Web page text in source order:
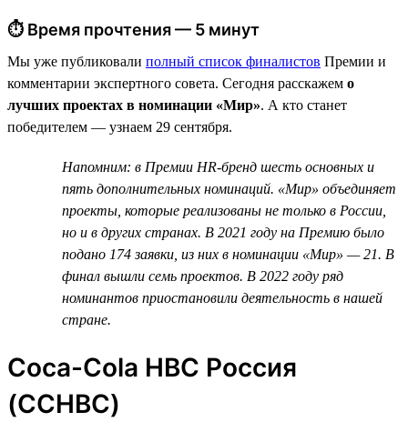
⏱ Время прочтения — 5 минут
Мы уже публиковали полный список финалистов Премии и
комментарии экспертного совета. Сегодня расскажем о
лучших проектах в номинации «Мир». А кто станет
победителем — узнаем 29 сентября.
Напомним: в Премии HR-бренд шесть основных и
пять дополнительных номинаций. «Мир» объединяет
проекты, которые реализованы не только в России,
но и в других странах. В 2021 году на Премию было
подано 174 заявки, из них в номинации «Мир» — 21. В
финал вышли семь проектов. В 2022 году ряд
номинантов приостановили деятельность в нашей
стране.
Coca-Cola HBC Россия
(CCHBC)